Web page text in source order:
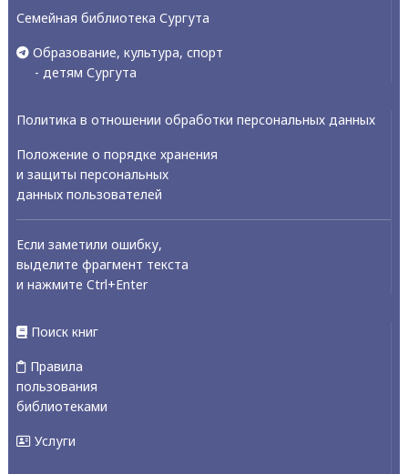
Семейная библиотека Сургута
Образование, культура, спорт
- детям Сургута
Политика в отношении обработки персональных данных
Положение о порядке хранения
и защиты персональных
данных пользователей
Если заметили ошибку,
выделите фрагмент текста
и нажмите Ctrl+Enter
Поиск книг
Правила
пользования
библиотеками
Услуги